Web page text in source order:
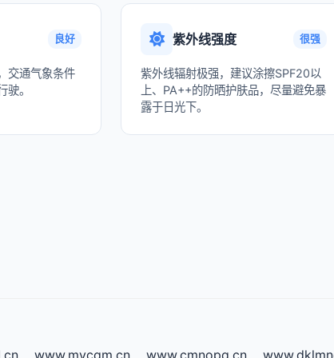
良好
交通气象条件
。
紫外线强度 很强
紫外线辐射极强，建议涂擦SPF20以
上、PA++的防晒护肤品，尽量避免暴
露于日光下。
www.mycqm.cn www.cmnopq.cn